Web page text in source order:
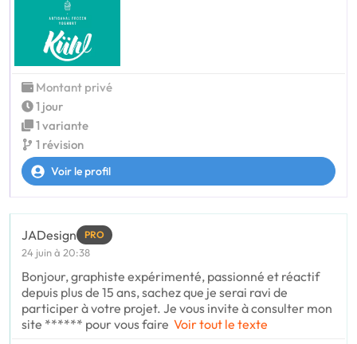
Montant privé
1 jour
1 variante
1 révision
Voir le profil
JADesign PRO
24 juin à 20:38
Bonjour, graphiste expérimenté, passionné et réactif
depuis plus de 15 ans, sachez que je serai ravi de
participer à votre projet. Je vous invite à consulter mon
site ****** pour vous faire Voir tout le texte